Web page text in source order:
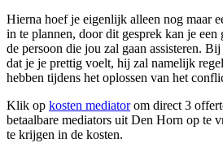
Hierna hoef je eigenlijk alleen nog maar
in te plannen, door dit gesprek kan je een
de persoon die jou zal gaan assisteren.
dat je je prettig voelt, hij zal namelijk
hebben tijdens het oplossen van het
Klik op kosten mediatorom direct 3
betaalbare mediators uit Den Horn op te
te krijgen in de kosten.